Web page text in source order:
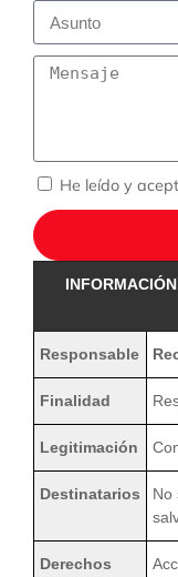
He leído y
Responsable
Finalidad
Legitimación
Destinatarios
No
Derechos